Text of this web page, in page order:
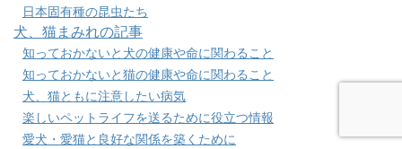
日本固有種の昆虫たち
犬、猫まみれの記事
知っておかないと犬の健康や命に関わること
知っておかないと猫の健康や命に関わること
犬、猫ともに注意したい病気
楽しいペットライフを送るために役立つ情報
愛犬・愛猫と良好な関係を築くために